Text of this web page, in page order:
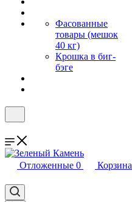
Фасованные
товары (мешок
40 кг)
Крошка в биг-
бэге
Отложенные 0 Корзина